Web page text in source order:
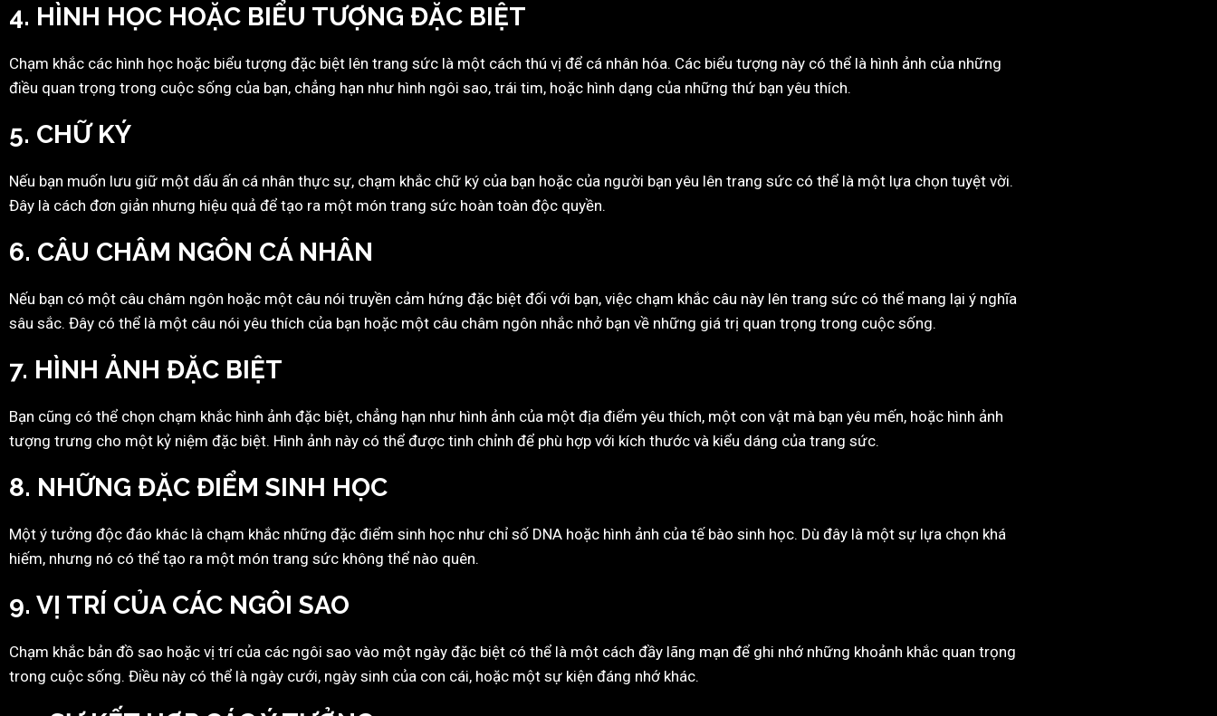
4. HÌNH HỌC HOẶC BIỂU TƯỢNG ĐẶC BIỆT
Chạm khắc các hình học hoặc biểu tượng đặc biệt lên trang sức là một cách thú vị để cá nhân hóa. Các biểu tượng này có thể là hình ảnh của những
điều quan trọng trong cuộc sống của bạn, chẳng hạn như hình ngôi sao, trái tim, hoặc hình dạng của những thứ bạn yêu thích.
5. CHỮ KÝ
Nếu bạn muốn lưu giữ một dấu ấn cá nhân thực sự, chạm khắc chữ ký của bạn hoặc của người bạn yêu lên trang sức có thể là một lựa chọn tuyệt vời.
Đây là cách đơn giản nhưng hiệu quả để tạo ra một món trang sức hoàn toàn độc quyền.
6. CÂU CHÂM NGÔN CÁ NHÂN
Nếu bạn có một câu châm ngôn hoặc một câu nói truyền cảm hứng đặc biệt đối với bạn, việc chạm khắc câu này lên trang sức có thể mang lại ý nghĩa
sâu sắc. Đây có thể là một câu nói yêu thích của bạn hoặc một câu châm ngôn nhắc nhở bạn về những giá trị quan trọng trong cuộc sống.
7. HÌNH ẢNH ĐẶC BIỆT
Bạn cũng có thể chọn chạm khắc hình ảnh đặc biệt, chẳng hạn như hình ảnh của một địa điểm yêu thích, một con vật mà bạn yêu mến, hoặc hình ảnh
tượng trưng cho một kỷ niệm đặc biệt. Hình ảnh này có thể được tinh chỉnh để phù hợp với kích thước và kiểu dáng của trang sức.
8. NHỮNG ĐẶC ĐIỂM SINH HỌC
Một ý tưởng độc đáo khác là chạm khắc những đặc điểm sinh học như chỉ số DNA hoặc hình ảnh của tế bào sinh học. Dù đây là một sự lựa chọn khá
hiếm, nhưng nó có thể tạo ra một món trang sức không thể nào quên.
9. VỊ TRÍ CỦA CÁC NGÔI SAO
Chạm khắc bản đồ sao hoặc vị trí của các ngôi sao vào một ngày đặc biệt có thể là một cách đầy lãng mạn để ghi nhớ những khoảnh khắc quan trọng
trong cuộc sống. Điều này có thể là ngày cưới, ngày sinh của con cái, hoặc một sự kiện đáng nhớ khác.